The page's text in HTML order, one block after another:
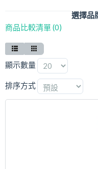
樂齡科技產品
產品保用登記
樂齡科技
選擇品
商品比較清單 (0)
顯示數量
排序方式